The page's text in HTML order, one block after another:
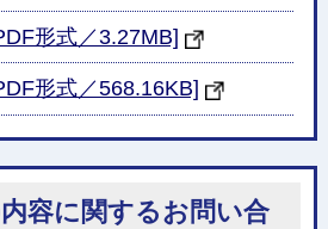
形式／3.27MB]
形式／568.16KB]
容に関するお問い合